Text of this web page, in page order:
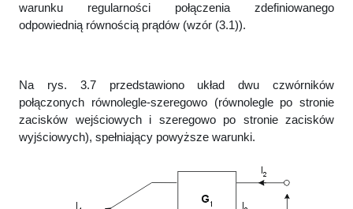
warunku regularności połączenia zdefiniowanego
odpowiednią równością prądów (wzór (3.1)).
Na rys. 3.7 przedstawiono układ dwu czwórników
połączonych równolegle-szeregowo (równolegle po stronie
zacisków wejściowych i szeregowo po stronie zacisków
wyjściowych), spełniający powyższe warunki.